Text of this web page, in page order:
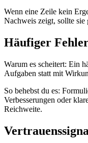
Wenn eine Zeile kein
Nachweis zeigt, sollte sie
Häufiger
Warum es scheitert: Ein
Aufgaben statt mit
So behebst du es:
Verbesserungen oder
Reichweite.